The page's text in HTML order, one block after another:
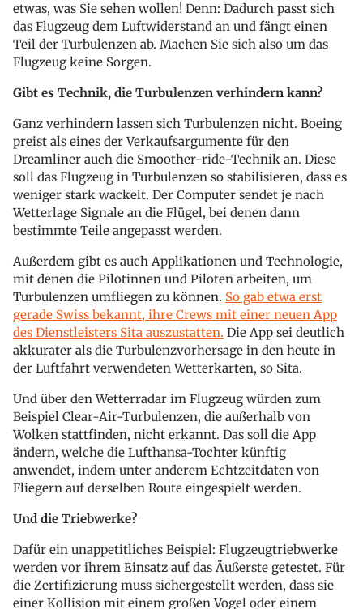
etwas, was Sie sehen wollen! Denn: Dadurch passt sich
das Flugzeug dem Luftwiderstand an und fängt einen
Teil der Turbulenzen ab. Machen Sie sich also um das
Flugzeug keine Sorgen.
Gibt es Technik, die Turbulenzen verhindern kann?
Ganz verhindern lassen sich Turbulenzen nicht. Boeing
preist als eines der Verkaufsargumente für den
Dreamliner auch die Smoother-ride-Technik an. Diese
soll das Flugzeug in Turbulenzen so stabilisieren, dass es
weniger stark wackelt. Der Computer sendet je nach
Wetterlage Signale an die Flügel, bei denen dann
bestimmte Teile angepasst werden.
Außerdem gibt es auch Applikationen und Technologie,
mit denen die Pilotinnen und Piloten arbeiten, um
Turbulenzen umfliegen zu können. So gab etwa erst
gerade Swiss bekannt, ihre Crews mit einer neuen App
des Dienstleisters Sita auszustatten. Die App sei deutlich
akkurater als die Turbulenzvorhersage in den heute in
der Luftfahrt verwendeten Wetterkarten, so Sita.
Und über den Wetterradar im Flugzeug würden zum
Beispiel Clear-Air-Turbulenzen, die außerhalb von
Wolken stattfinden, nicht erkannt. Das soll die App
ändern, welche die Lufthansa-Tochter künftig
anwendet, indem unter anderem Echtzeitdaten von
Fliegern auf derselben Route eingespielt werden.
Und die Triebwerke?
Dafür ein unappetitliches Beispiel: Flugzeugtriebwerke
werden vor ihrem Einsatz auf das Äußerste getestet. Für
die Zertifizierung muss sichergestellt werden, dass sie
einer Kollision mit einem großen Vogel oder einem